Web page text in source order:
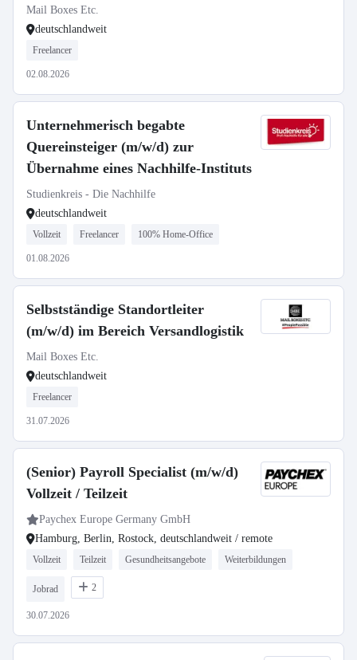
Mail Boxes Etc.
deutschlandweit
Freelancer
02.08.2026
Unternehmerisch begabte
Quereinsteiger (m/w/d) zur
Übernahme eines Nachhilfe-Instituts
Studienkreis - Die Nachhilfe
deutschlandweit
Vollzeit Freelancer 100% Home-Office
01.08.2026
Selbstständige Standortleiter
(m/w/d) im Bereich Versandlogistik
Mail Boxes Etc.
deutschlandweit
Freelancer
31.07.2026
(Senior) Payroll Specialist (m/w/d)
Vollzeit / Teilzeit
Paychex Europe Germany GmbH
Hamburg, Berlin, Rostock, deutschlandweit / remote
Vollzeit Teilzeit Gesundheitsangebote Weiterbildungen
Jobrad 2
30.07.2026